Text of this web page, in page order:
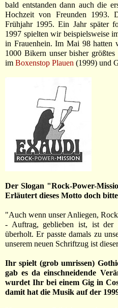
bald entstanden dann auch die
Hochzeit von Freunden 1993.
Frühjahr 1995. Ein Jahr später
1997 spielten wir beispielsweise
in Frauenhein. Im Mai 98 hatten
1000 Bikern unser bisher
im Boxenstop Plauen (1999) und
Der Slogan "Rock-Power-
Erläutert dieses Motto doch
"Auch wenn unser Anliegen,
- Auftrag, geblieben ist, ist der
überholt. Er passte damals zu
unserem neuen Schriftzug ist
Ihr spielt (grob umrissen)
gab es da einschneidende
wurdet Ihr bei einem Gig in
damit hat die Musik auf der